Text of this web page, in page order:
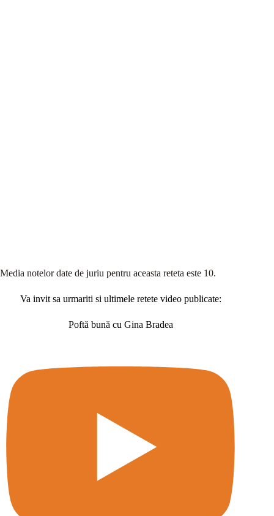
Media notelor date de juriu pentru aceasta reteta este 10.
Va invit sa urmariti si ultimele retete video publicate:
Poftă bună cu Gina Bradea